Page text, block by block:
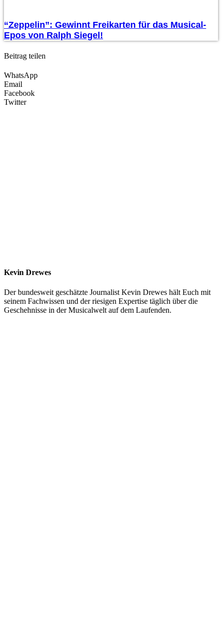
“Zeppelin”: Gewinnt Freikarten für das Musical-
Epos von Ralph Siegel!
Beitrag teilen
WhatsApp
Email
Facebook
Twitter
Kevin Drewes
Der bundesweit geschätzte Journalist Kevin Drewes hält Euch mit
seinem Fachwissen und der riesigen Expertise täglich über die
Geschehnisse in der Musicalwelt auf dem Laufenden.